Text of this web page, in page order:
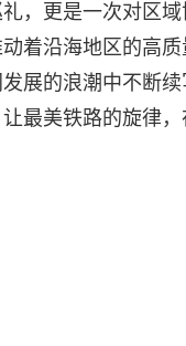
，更是一次对区
着沿海地区的高质
展的浪潮中不断
最美铁路的旋律